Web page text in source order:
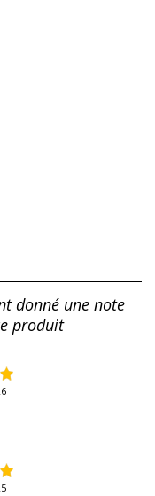
donné une note
produit